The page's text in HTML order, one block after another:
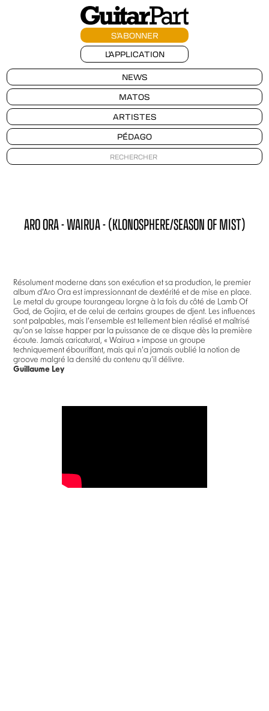
S'ABONNER
L'APPLICATION
NEWS
MATOS
ARTISTES
PÉDAGO
ARO ORA - WAIRUA - (KLONOSPHERE/SEASON OF MIST)
Résolument moderne dans son exécution et sa production, le premier
album d’Aro Ora est impressionnant de dextérité et de mise en place.
Le metal du groupe tourangeau lorgne à la fois du côté de Lamb Of
God, de Gojira, et de celui de certains groupes de djent. Les influences
sont palpables, mais l’ensemble est tellement bien réalisé et maîtrisé
qu’on se laisse happer par la puissance de ce disque dès la première
écoute. Jamais caricatural, « Wairua » impose un groupe
techniquement ébouriffant, mais qui n’a jamais oublié la notion de
groove malgré la densité du contenu qu’il délivre.
Guillaume Ley